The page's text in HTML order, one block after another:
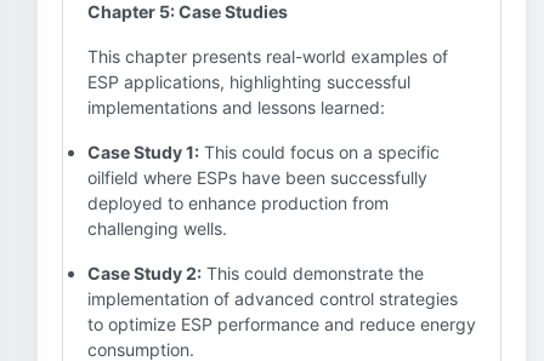
Chapter 5: Case Studies
This chapter presents real-world examples of
ESP applications, highlighting successful
implementations and lessons learned:
Case Study 1: This could focus on a specific
oilfield where ESPs have been successfully
deployed to enhance production from
challenging wells.
Case Study 2: This could demonstrate the
implementation of advanced control strategies
to optimize ESP performance and reduce energy
consumption.